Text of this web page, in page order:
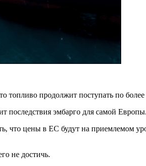
топливо продолжит поступать по
последствия эмбарго для самой Европы.
что цены в ЕС будут на приемлемом
не достичь.